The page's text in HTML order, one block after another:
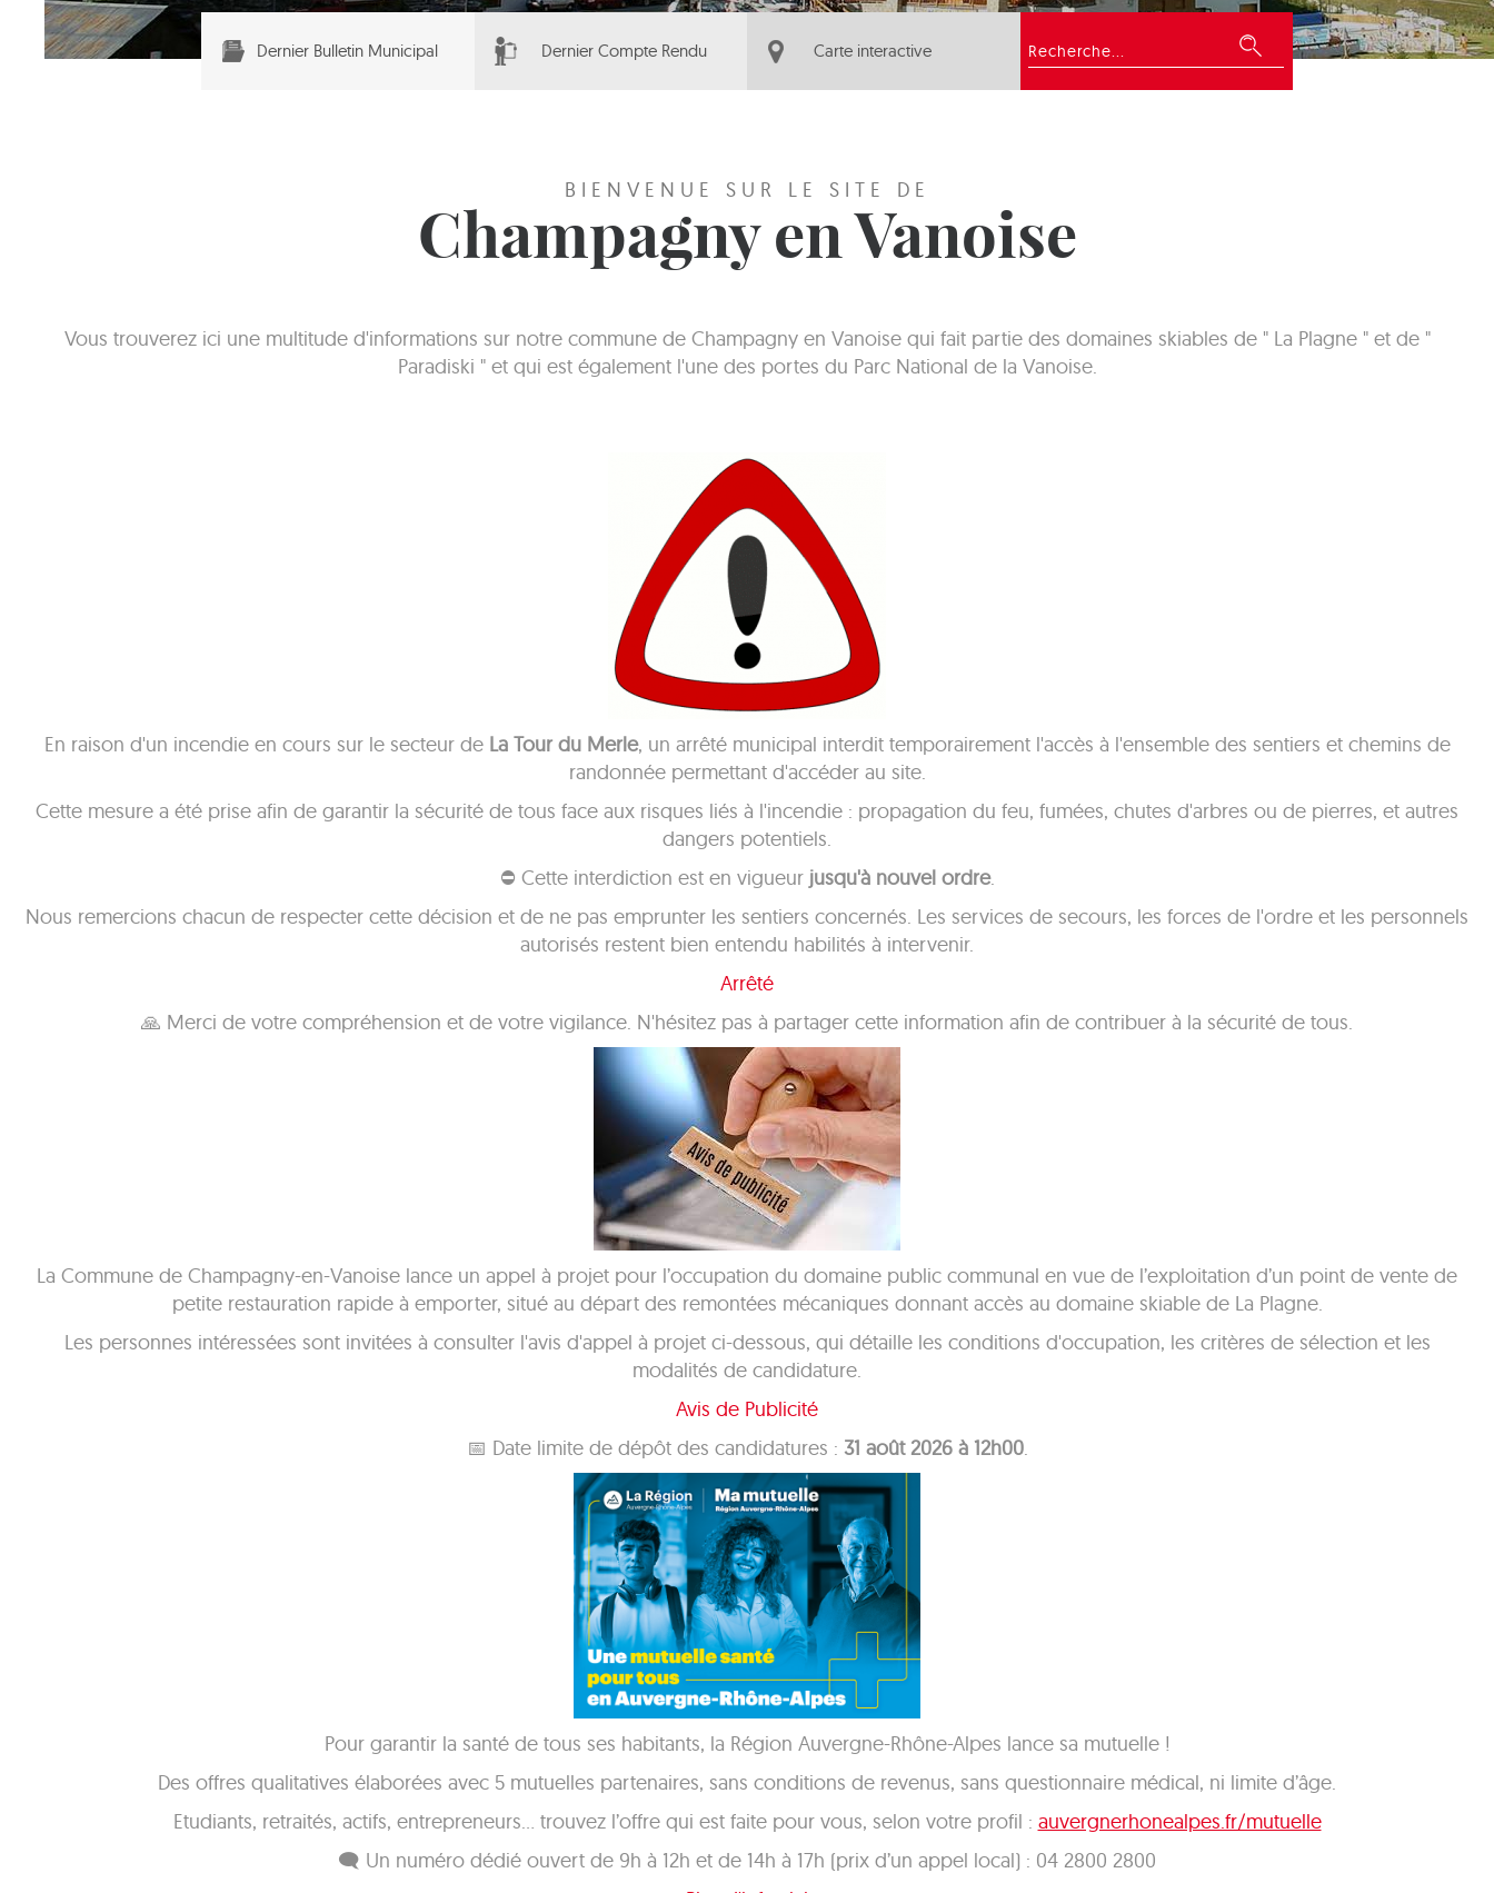
Dernier Bulletin Municipal Dernier Compte Rendu Carte interactive Rechercher
BIENVENUE SUR LE SITE DE
Champagny en Vanoise
Vous trouverez ici une multitude d'informations sur notre commune de Champagny en Vanoise qui fait partie des domaines skiables de " La Plagne " et de "
Paradiski " et qui est également l'une des portes du Parc National de la Vanoise.
En raison d'un incendie en cours sur le secteur de La Tour du Merle, un arrêté municipal interdit temporairement l'accès à l'ensemble des sentiers et chemins de
randonnée permettant d'accéder au site.
Cette mesure a été prise afin de garantir la sécurité de tous face aux risques liés à l'incendie : propagation du feu, fumées, chutes d'arbres ou de pierres, et autres
dangers potentiels.
⛔ Cette interdiction est en vigueur jusqu'à nouvel ordre.
Nous remercions chacun de respecter cette décision et de ne pas emprunter les sentiers concernés. Les services de secours, les forces de l'ordre et les personnels
autorisés restent bien entendu habilités à intervenir.
Arrêté
🙏 Merci de votre compréhension et de votre vigilance. N'hésitez pas à partager cette information afin de contribuer à la sécurité de tous.
La Commune de Champagny-en-Vanoise lance un appel à projet pour l’occupation du domaine public communal en vue de l’exploitation d’un point de vente de
petite restauration rapide à emporter, situé au départ des remontées mécaniques donnant accès au domaine skiable de La Plagne.
Les personnes intéressées sont invitées à consulter l'avis d'appel à projet ci-dessous, qui détaille les conditions d'occupation, les critères de sélection et les
modalités de candidature.
Avis de Publicité
📅 Date limite de dépôt des candidatures : 31 août 2026 à 12h00.
Pour garantir la santé de tous ses habitants, la Région Auvergne-Rhône-Alpes lance sa mutuelle !
Des offres qualitatives élaborées avec 5 mutuelles partenaires, sans conditions de revenus, sans questionnaire médical, ni limite d’âge.
Etudiants, retraités, actifs, entrepreneurs… trouvez l’offre qui est faite pour vous, selon votre profil : auvergnerhonealpes.fr/mutuelle
🗨 Un numéro dédié ouvert de 9h à 12h et de 14h à 17h (prix d’un appel local) : 04 2800 2800